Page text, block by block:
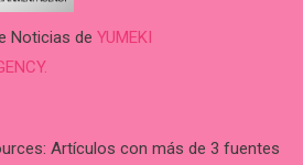
Noticias de YUMEKI
Artículos con más de 3 fuentes